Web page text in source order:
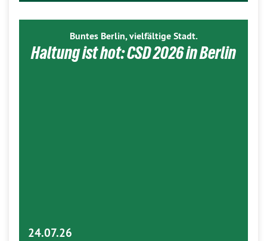
Buntes Berlin, vielfältige Stadt.
Haltung ist hot: CSD 2026 in Berlin
24.07.26